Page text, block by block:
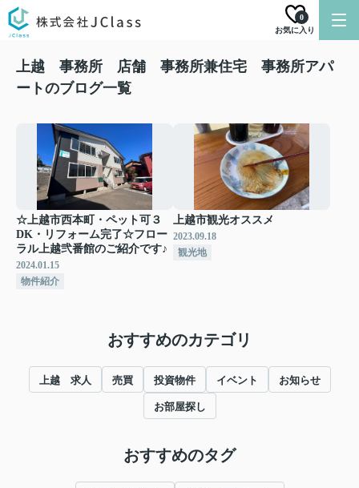
お気に入り
0
上越 事務所 店舗 事務所兼住宅 事務所アパ
ートのブログ一覧
☆上越市西本町・ペット可３
DK・リフォーム完了☆フロー
ラル上越弐番館のご紹介です♪
2024.01.15
物件紹介
上越市観光オススメ
2023.09.18
観光地
おすすめのカテゴリ
上越 求人 売買 投資物件 イベント お知らせ
お部屋探し
おすすめのタグ